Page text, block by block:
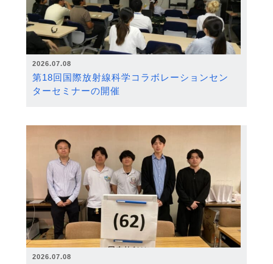
2026.07.08
第18回国際放射線科学コラボレーションセン
ターセミナーの開催
2026.07.08